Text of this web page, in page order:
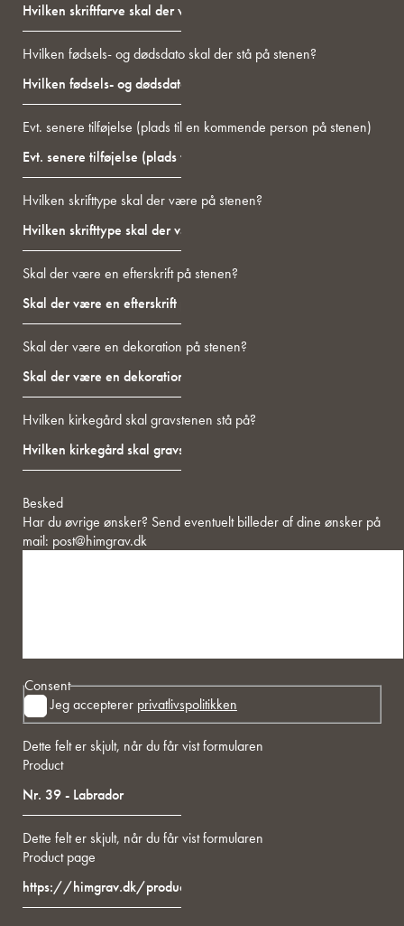
Hvilken fødsels- og dødsdato skal der stå på stenen?
Evt. senere tilføjelse (plads til en kommende person på stenen)
Hvilken skrifttype skal der være på stenen?
Skal der være en efterskrift på stenen?
Skal der være en dekoration på stenen?
Hvilken kirkegård skal gravstenen stå på?
Besked
Har du øvrige ønsker? Send eventuelt billeder af dine ønsker på
mail: post@himgrav.dk
Consent
Jeg accepterer privatlivspolitikken
Dette felt er skjult, når du får vist formularen
Product
Dette felt er skjult, når du får vist formularen
Product page